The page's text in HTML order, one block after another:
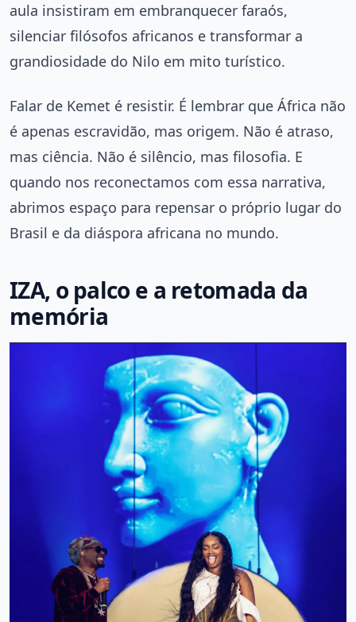
aula insistiram em embranquecer faraós,
silenciar filósofos africanos e transformar a
grandiosidade do Nilo em mito turístico.
Falar de Kemet é resistir. É lembrar que África não
é apenas escravidão, mas origem. Não é atraso,
mas ciência. Não é silêncio, mas filosofia. E
quando nos reconectamos com essa narrativa,
abrimos espaço para repensar o próprio lugar do
Brasil e da diáspora africana no mundo.
IZA, o palco e a retomada da
memória